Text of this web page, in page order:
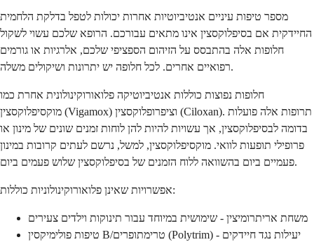
מספר טיפות עיניים אנטיביוטיות אחרות יכולות לטפל בדלקת הלחמית
החיידקית אם בסיפלוקסצין אינו מתאים עבורכם. הרופא שלכם עשוי לשקול
חלופות אלה בהתבסס על הזיהום הספציפי שלכם, אלרגיות או גורמים
רפואיים אחרים. לכל חלופה יש יתרונות ושיקולים משלה.
חלופות נפוצות כוללות אנטיביוטיקה פלואורוקינולונית אחרת כמו
מוקסיפלוקסצין (Vigamox) וציפרופלוקסצין (Ciloxan). תרופות אלה פועלות
בדומה לבסיפלוקסצין, אך עשויות להיות להן לוחות זמנים שונים של מינון או
פרופילי תופעות לוואי. מוקסיפלוקסצין, למשל, נרשם לעתים קרובות במינון
פעמיים ביום בהשוואה ללוח הזמנים של בסיפלוקסצין שלוש פעמים ביום.
אפשרויות שאינן פלואורוקינולוניות כוללות:
משחת אריתרומיצין - שימושית במיוחד עבור תינוקות וילדים צעירים
טיפות פולימיקסין B/טרימתופרים (Polytrim) - יעילות נגד חיידקים